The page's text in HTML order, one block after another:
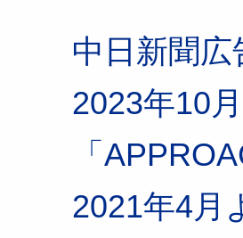
中日新聞
2023年10
「
2021年4月